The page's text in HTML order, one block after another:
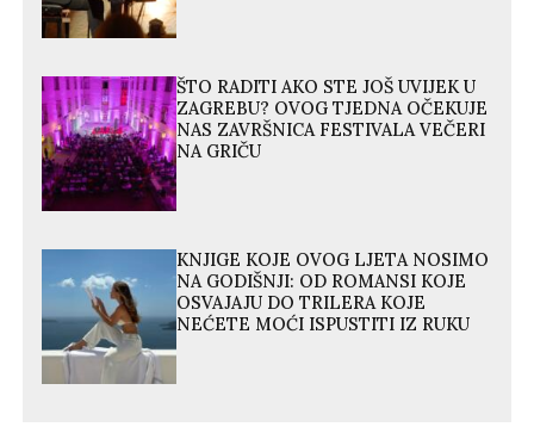
ŠTO RADITI AKO STE JOŠ UVIJEK U
ZAGREBU? OVOG TJEDNA OČEKUJE
NAS ZAVRŠNICA FESTIVALA VEČERI
NA GRIČU
KNJIGE KOJE OVOG LJETA NOSIMO
NA GODIŠNJI: OD ROMANSI KOJE
OSVAJAJU DO TRILERA KOJE
NEĆETE MOĆI ISPUSTITI IZ RUKU